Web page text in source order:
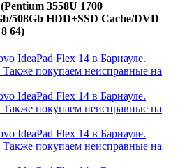
3558U 1700
508Gb HDD+SSD Cache/DVD
64)